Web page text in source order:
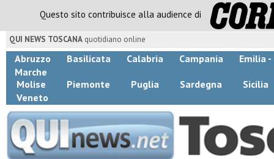
Questo sito contribuisce alla audience di
QUI NEWS TOSCANA quotidiano online
Abruzzo Basilicata Calabria Campania
Emilia -
Marche
Molise
Piemonte Puglia Sardegna
Sicilia
Veneto